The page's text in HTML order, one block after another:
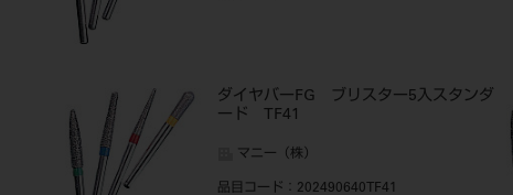
ダイヤバーFG ブリスター5入スタンダ
ード TF41
マニー（株）
品目コード ：202490640TF41